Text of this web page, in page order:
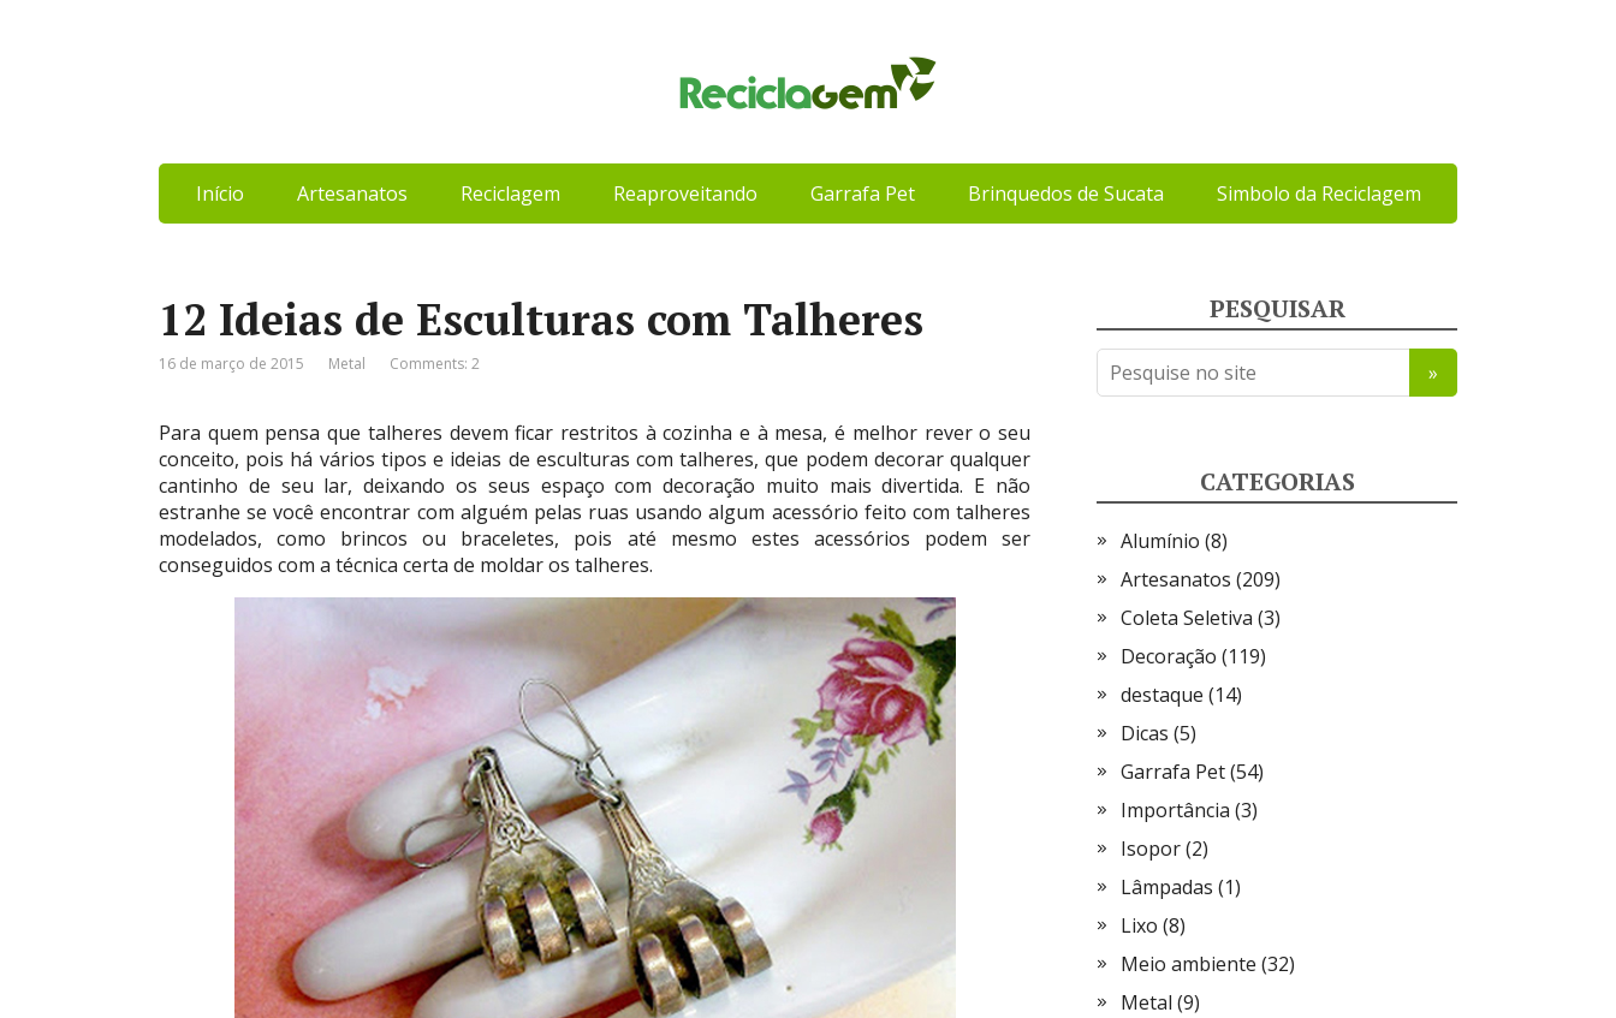
Início Artesanatos Reciclagem Reaproveitando Garrafa Pet Brinquedos de Sucata Simbolo da Reciclagem
12 Ideias de Esculturas com Talheres
16 de março de 2015 Metal Comments: 2
Para quem pensa que talheres devem ficar restritos à cozinha e à mesa, é melhor rever o seu
conceito, pois há vários tipos e ideias de esculturas com talheres, que podem decorar qualquer
cantinho de seu lar, deixando os seus espaço com decoração muito mais divertida. E não
estranhe se você encontrar com alguém pelas ruas usando algum acessório feito com talheres
modelados, como brincos ou braceletes, pois até mesmo estes acessórios podem ser
conseguidos com a técnica certa de moldar os talheres.
PESQUISAR
CATEGORIAS
Alumínio (8)
Artesanatos (209)
Coleta Seletiva (3)
Decoração (119)
destaque (14)
Dicas (5)
Garrafa Pet(54)
Importância (3)
Isopor(2)
Lâmpadas (1)
Lixo (8)
Meio ambiente (32)
Metal (9)